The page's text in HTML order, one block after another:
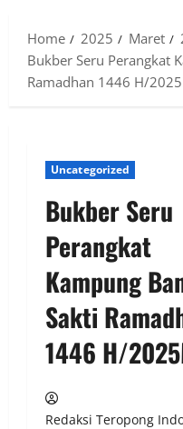
Home 2025 Maret
Bukber Seru Perangkat
Ramadhan 1446 H/
Uncategorized
Bukber Seru
Perangkat
Kampung
Sakti
1446 H/
Redaksi Teropong